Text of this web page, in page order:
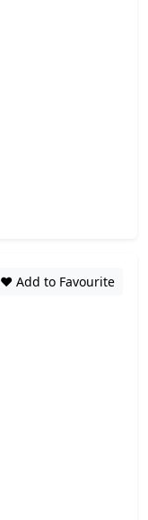
❤️ Add to Favourite